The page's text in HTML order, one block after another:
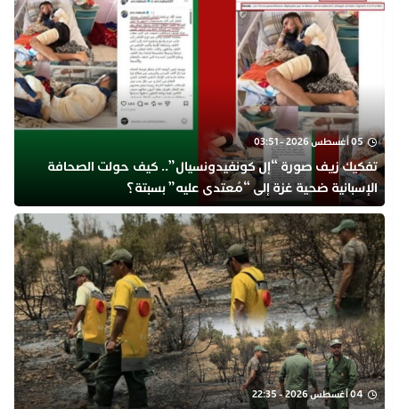
05 أغسطس 2026 - 03:51
تفكيك زيف صورة “إل كونفيدونسيال”.. كيف حولت الصحافة
الإسبانية ضحية غزة إلى “مُعتدى عليه” بسبتة؟
04 أغسطس 2026 - 22:35